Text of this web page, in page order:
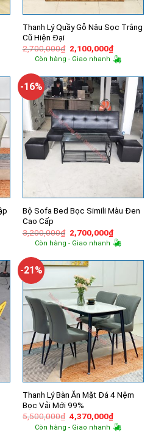
Thanh Lý Quầy Gỗ Nâu Sọc Trắng
Cũ Hiện Đại
2,700,000₫ Giá
gốc
là:
2,100,000₫Giá
hiện
tại
Còn hàng - Giao nhanh
-16%
Bộ Sofa Bed Bọc Simili Màu Đen
Cao Cấp
3,200,000₫ Giá
gốc
là:
2,700,000₫Giá
hiện
tại
Còn hàng - Giao nhanh
-21%
Thanh Lý Bàn Ăn Mặt Đá 4 Nệm
Bọc Vải Mới 99%
5,500,000₫ Giá
gốc
4,370,000₫Giá
hiện
Còn hàng - Giao nhanh